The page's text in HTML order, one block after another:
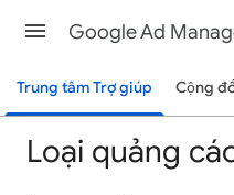
Google Ad
Trung tâm Trợ giúp Cộng
Loại quảng